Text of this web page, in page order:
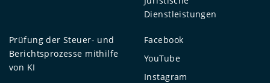
Dienstleistungen
Prüfung der Steuer- und
Berichtsprozesse mithilfe
von KI
Facebook
YouTube
Instagram